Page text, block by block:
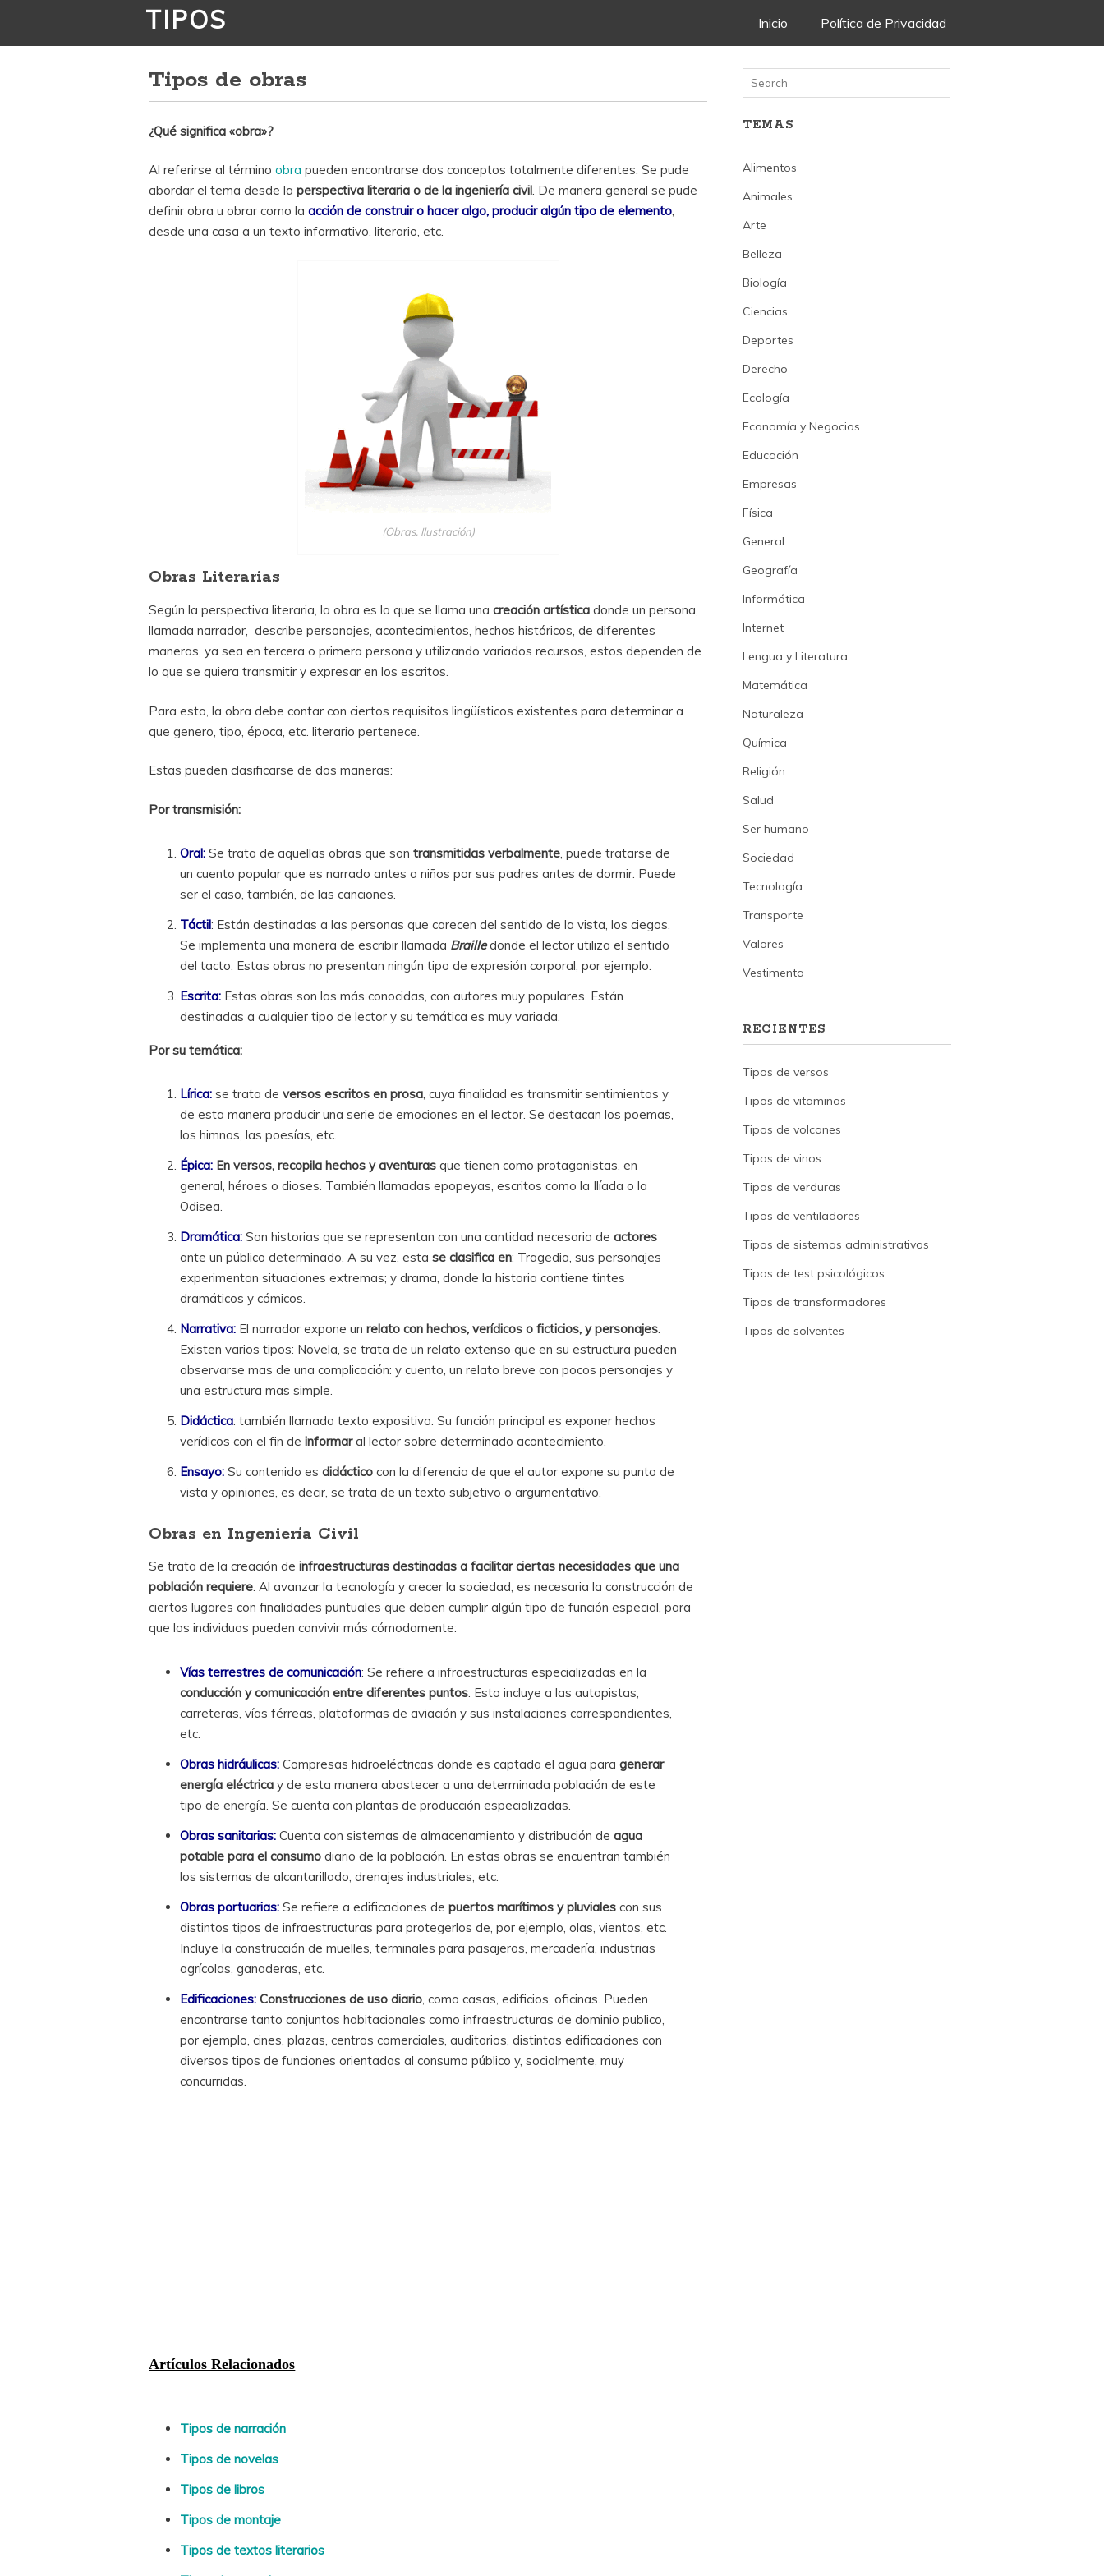
TIPOS
Skip
content
Inicio Política de Privacidad
Tipos de obras
¿Qué significa «obra»?
Al referirse al términoobrapueden encontrarse dos conceptos totalmente diferentes. Se pude
abordar el tema desde laperspectiva literaria o de la ingeniería civil. De manera general se pude
definir obra u obrar como laacción de construir o hacer algo, producir algún tipo de elemento,
desde una casa a un texto informativo, literario, etc.
(Obras. Ilustración)
Obras Literarias
Según la perspectiva literaria, la obra es lo que se llama unacreación artística donde un persona,
llamada narrador, describe personajes, acontecimientos, hechos históricos, de diferentes
maneras, ya sea en tercera o primera persona y utilizando variados recursos, estos dependen de
lo que se quiera transmitir y expresar en los escritos.
Para esto, la obra debe contar con ciertos requisitos lingüísticos existentes para determinar a
que genero, tipo, época, etc. literario pertenece.
Estas pueden clasificarse de dos maneras:
Por transmisión:
Oral:Se trata de aquellas obras que son transmitidas verbalmente, puede tratarse de
un cuento popular que es narrado antes a niños por sus padres antes de dormir. Puede
ser el caso, también, de las canciones.
Táctil: Están destinadas a las personas que carecen del sentido de la vista, los ciegos.
Se implementa una manera de escribir llamada Brailledonde el lector utiliza el sentido
del tacto. Estas obras no presentan ningún tipo de expresión corporal, por ejemplo.
Escrita:Estas obras son las más conocidas, con autores muy populares. Están
destinadas a cualquier tipo de lector y su temática es muy variada.
Por su temática:
Lírica:se trata de versos escritos en prosa, cuya finalidad es transmitir sentimientos y
de esta manera producir una serie de emociones en el lector. Se destacan los poemas,
los himnos, las poesías, etc.
Épica: En versos, recopila hechos y aventurasque tienen como protagonistas, en
general, héroes o dioses. También llamadas epopeyas, escritos como la Ilíada o la
Odisea.
Dramática:Son historias que se representan con una cantidad necesaria de actores
ante un público determinado. A su vez, esta se clasifica en: Tragedia, sus personajes
experimentan situaciones extremas; y drama, donde la historia contiene tintes
dramáticos y cómicos.
Narrativa:El narrador expone un relato con hechos, verídicos o ficticios, y personajes.
Existen varios tipos: Novela, se trata de un relato extenso que en su estructura pueden
observarse mas de una complicación: y cuento, un relato breve con pocos personajes y
una estructura mas simple.
Didáctica: también llamado texto expositivo. Su función principal es exponer hechos
verídicos con el fin de informaral lector sobre determinado acontecimiento.
Ensayo:Su contenido es didácticocon la diferencia de que el autor expone su punto de
vista y opiniones, es decir, se trata de un texto subjetivo o argumentativo.
Obras en Ingeniería Civil
Se trata de la creación deinfraestructuras destinadas a facilitar ciertas necesidades que una
población requiere. Al avanzar la tecnología y crecer la sociedad, es necesaria la construcción de
ciertos lugares con finalidades puntuales que deben cumplir algún tipo de función especial, para
que los individuos pueden convivir más cómodamente:
Vías terrestres de comunicación: Se refiere a infraestructuras especializadas en la
conducción y comunicación entre diferentes puntos. Esto incluye a las autopistas,
carreteras, vías férreas, plataformas de aviación y sus instalaciones correspondientes,
etc.
Obras hidráulicas:Compresas hidroeléctricas donde es captada el agua para generar
energía eléctricay de esta manera abastecer a una determinada población de este
tipo de energía. Se cuenta con plantas de producción especializadas.
Obras sanitarias:Cuenta con sistemas de almacenamiento y distribución de agua
potable para el consumodiario de la población. En estas obras se encuentran también
los sistemas de alcantarillado, drenajes industriales, etc.
Obras portuarias: Se refiere a edificaciones de puertos marítimos y pluvialescon sus
distintos tipos de infraestructuras para protegerlos de, por ejemplo, olas, vientos, etc.
Incluye la construcción de muelles, terminales para pasajeros, mercadería, industrias
agrícolas, ganaderas, etc.
Edificaciones: Construcciones de uso diario, como casas, edificios, oficinas. Pueden
encontrarse tanto conjuntos habitacionales como infraestructuras de dominio publico,
por ejemplo, cines, plazas, centros comerciales, auditorios, distintas edificaciones con
diversos tipos de funciones orientadas al consumo público y, socialmente, muy
concurridas.
Artículos Relacionados
Tipos de narración
Tipos de novelas
Tipos de libros
Tipos de montaje
Tipos de textos literarios
TEMAS
Alimentos
Animales
Arte
Belleza
Biología
Ciencias
Deportes
Derecho
Ecología
Economía y Negocios
Educación
Empresas
Física
General
Geografía
Informática
Internet
Lengua y Literatura
Matemática
Naturaleza
Química
Religión
Salud
Ser humano
Sociedad
Tecnología
Transporte
Valores
Vestimenta
RECIENTES
Tipos de versos
Tipos de vitaminas
Tipos de volcanes
Tipos de vinos
Tipos de verduras
Tipos de ventiladores
Tipos de sistemas administrativos
Tipos de test psicológicos
Tipos de transformadores
Tipos de solventes